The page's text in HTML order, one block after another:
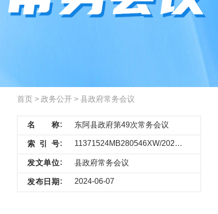
首页 > 政务公开 > 县政府常务会议
名 称 东阿县政府第49次常务会议
索 引 号 11371524MB280546XW/2024-45389686
发文单位 县政府常务会议
发布 日 期 2024-06-07